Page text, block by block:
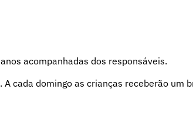
acompanhadas dos responsáveis.
cada domingo as crianças receberão um